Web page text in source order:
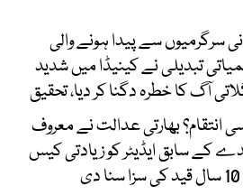
سرگرمیوں سے پیدا ہونے والی
تبدیلی نے کینیڈا میں شدید
آگ کا خطرہ دگنا کر دیا، تحقیق
انتقام؟ بھارتی عدالت نے معروف
کے سابق ایڈیٹر کو زیادتی کیس